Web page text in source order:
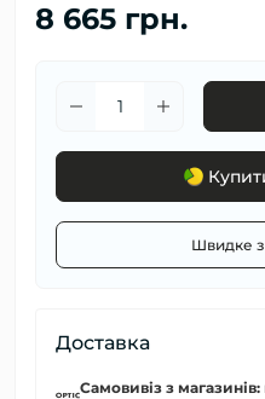
8 665 грн.
Швидке
Доставка
Самовивіз з магазинів: